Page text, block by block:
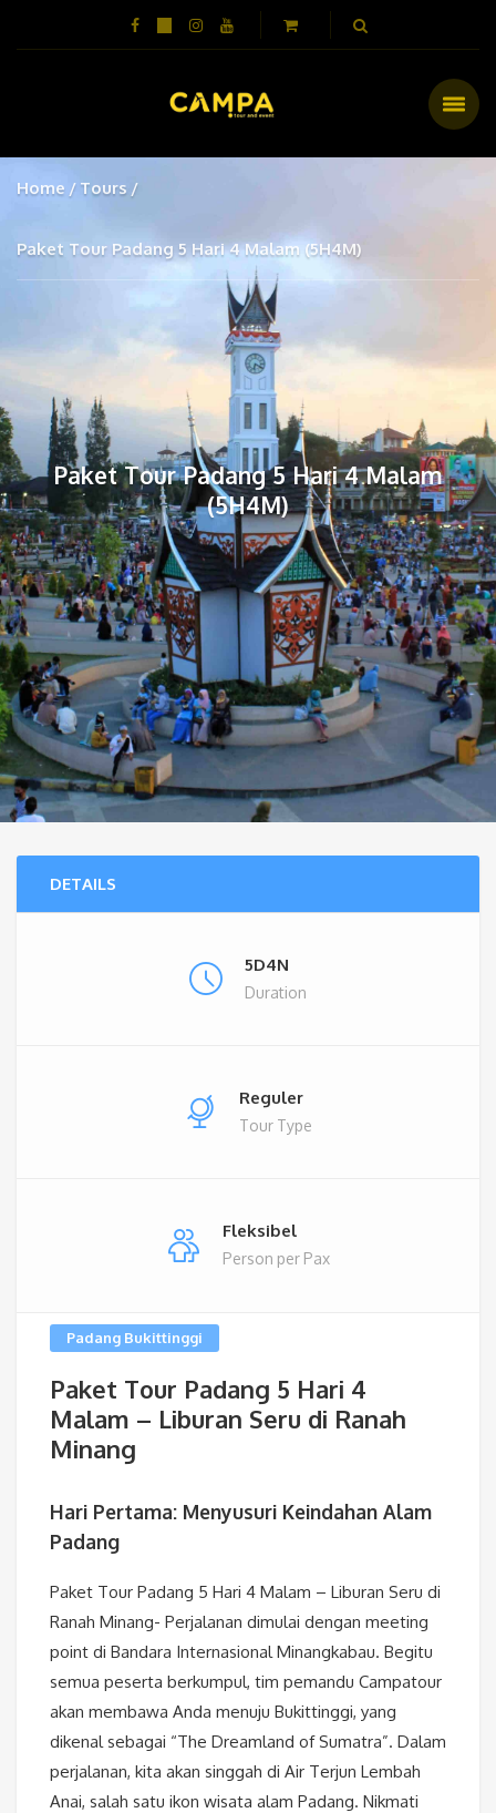
Home Tours
Paket Tour Padang 5 Hari 4 Malam (5H4M)
Paket Tour Padang 5 Hari 4 Malam
(5H4M)
DETAILS
5D4N
Duration
Reguler
Tour Type
Fleksibel
Person per Pax
Padang Bukittinggi
Paket Tour Padang 5 Hari 4
Malam – Liburan Seru di Ranah
Minang
Hari Pertama: Menyusuri Keindahan Alam
Padang
Paket Tour Padang 5 Hari 4 Malam – Liburan Seru di
Ranah Minang- Perjalanan dimulai dengan meeting
point di Bandara Internasional Minangkabau. Begitu
semua peserta berkumpul, tim pemandu Campatour
akan membawa Anda menuju Bukittinggi, yang
dikenal sebagai “The Dreamland of Sumatra”. Dalam
perjalanan, kita akan singgah di Air Terjun Lembah
Anai, salah satu ikon wisata alam Padang. Nikmati